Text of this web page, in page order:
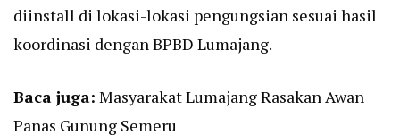
diinstall di lokasi-lokasi pengungsian sesuai hasil
koordinasi dengan BPBD Lumajang.
Baca juga: Masyarakat Lumajang Rasakan Awan
Panas Gunung Semeru